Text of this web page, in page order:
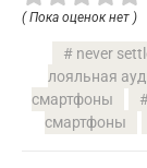
( Пока оценок нет )
never
лояльная
смартфоны
смартфоны